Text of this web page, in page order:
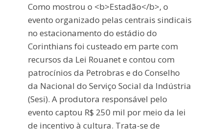
Como mostrou o <b>Estadão</b>, o
evento organizado pelas centrais sindicais
no estacionamento do estádio do
Corinthians foi custeado em parte com
recursos da Lei Rouanet e contou com
patrocínios da Petrobras e do Conselho
da Nacional do Serviço Social da Indústria
(Sesi). A produtora responsável pelo
evento captou R$ 250 mil por meio da lei
de incentivo à cultura. Trata-se de